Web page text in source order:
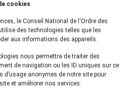
cookies
le Conseil National de l'Ordre des
des technologies telles que les
aux informations des appareils.
nous permettra de traiter des
de navigation ou les ID uniques sur ce
d’usage anonymes de notre site pour
et améliorer nos services.
44 34 78 80
Presse
légales